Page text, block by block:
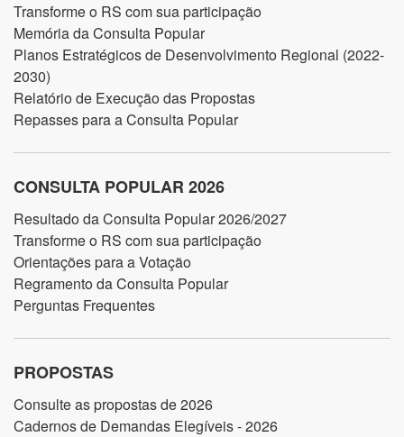
Transforme o RS com sua participação
Memória da Consulta Popular
Planos Estratégicos de Desenvolvimento Regional (2022-
2030)
Relatório de Execução das Propostas
Repasses para a Consulta Popular
CONSULTA POPULAR 2026
Resultado da Consulta Popular 2026/2027
Transforme o RS com sua participação
Orientações para a Votação
Regramento da Consulta Popular
Perguntas Frequentes
PROPOSTAS
Consulte as propostas de 2026
Cadernos de Demandas Elegíveis - 2026